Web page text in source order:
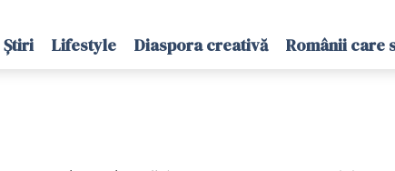
Știri Lifestyle Diaspora creativă Românii care